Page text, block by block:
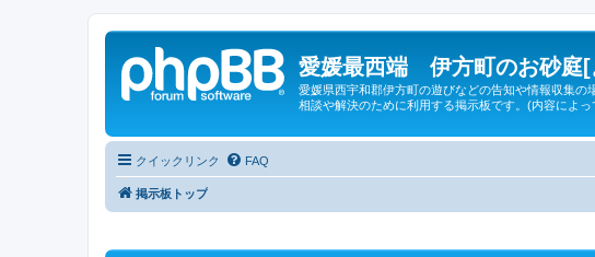
愛媛最西端 伊方町のお砂庭[
愛媛県西宇和郡伊方町の遊びなどの告知や情報収集
相談や解決のために利用する掲示板です。(内容によ
クイックリンク FAQ
掲示板トップ